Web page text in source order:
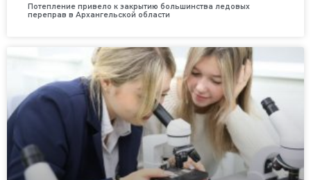
Потепление привело к закрытию большинства ледовых
переправ в Архангельской области